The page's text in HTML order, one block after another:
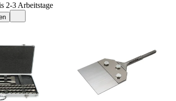
2-3 Arbeitstage